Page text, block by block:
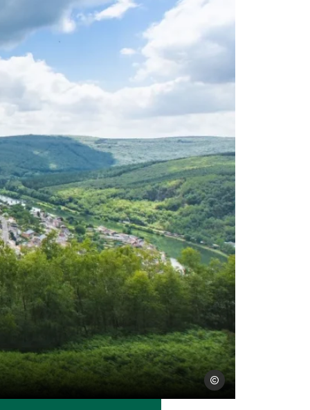
Pierre Defontaine